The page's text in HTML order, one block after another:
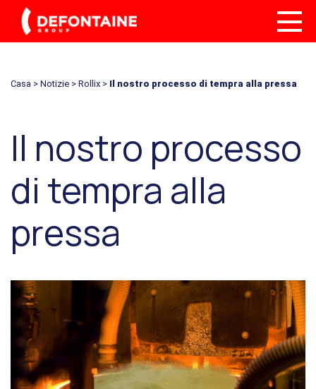
Casa > Notizie > Rollix > Il nostro processo di tempra alla pressa
Il nostro processo
di tempra alla
pressa